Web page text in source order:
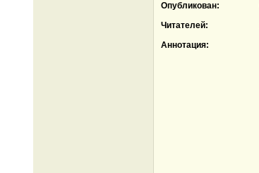
Опубликован:
Читателей:
Аннотация: